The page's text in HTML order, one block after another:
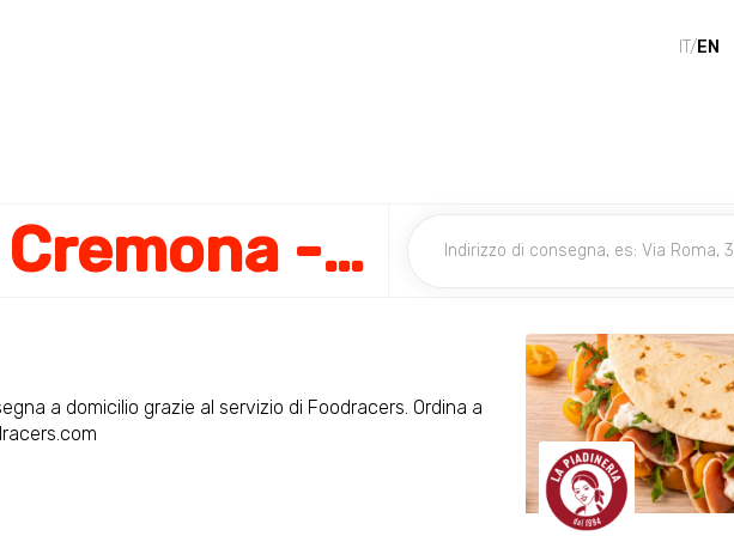
IT/EN
La Piadineria - Cremona - via Ghinaglia
a domicilio grazie al servizio di Foodracers. Ordina a